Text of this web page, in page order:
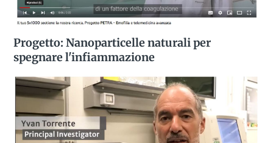
Progetto: Nanoparticelle naturali per
spegnare l'infiammazione